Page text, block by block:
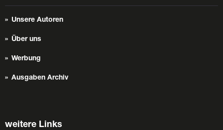
Unsere Autoren
Über uns
Werbung
Ausgaben Archiv
weitere Links